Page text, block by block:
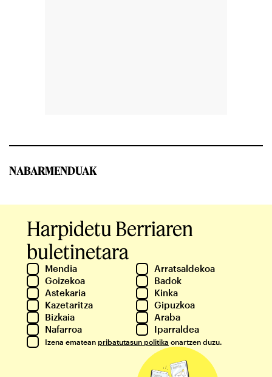
NABARMENDUAK
Harpidetu Berriaren
buletinetara
Mendia
Arratsaldekoa
Goizekoa
Badok
Astekaria
Kinka
Kazetaritza
Gipuzkoa
Bizkaia
Araba
Nafarroa
Iparraldea
Izena ematean pribatutasun politika onartzen duzu.